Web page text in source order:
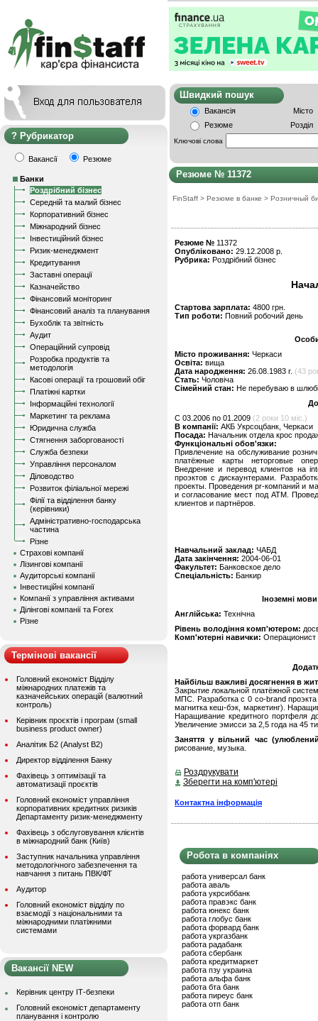
Рубрикатор
Вакансії Резюме
Банки
Роздрібний бізнес
Середній та малий бізнес
Корпоративний бізнес
Міжнародний бізнес
Інвестиційний бізнес
Ризик-менеджмент
Кредитування
Заставні операції
Казначейство
Фінансовий моніторинг
Фінансовий аналіз та планування
Бухоблік та звітність
Аудит
Операційний супровід
Розробка продуктів та
методологія
Касові операції та грошовий обіг
Платіжні картки
Інформаційні технології
Маркетинг та реклама
Юридична служба
Стягнення заборгованості
Служба безпеки
Управління персоналом
Діловодство
Розвиток філіальної мережі
Філії та відділення банку
(керівники)
Адміністративно-господарська
частина
Різне
Страхові компанії
Лізингові компанії
Аудиторські компанії
Інвестиційні компанії
Компанії з управління активами
Ділінгові компанії та Forex
Різне
Термінові вакансії
Головний економіст Відділу
міжнародних платежів та
казначейських операцій (валютний
контроль)
Керівник проєктів і програм (small
business product owner)
Аналітик Б2 (Analyst B2)
Директор відділення Банку
Фахівець з оптимізації та
автоматизації проєктів
Головний економіст управління
корпоративних кредитних ризиків
Департаменту ризик-менеджменту
Фахівець з обслуговування клієнтів
в міжнародний банк (Київ)
Заступник начальника управління
методологічного забезпечення та
навчання з питань ПВК/ФТ
Аудитор
Головний економіст відділу по
взаємодії з національними та
міжнародними платіжними
системами
Вакансії NEW
Керівник центру ІТ-безпеки
Головний економіст департаменту
планування і контролю
Швидкий
Вакансія
Місто
Резюме
Розділ
Ключові слова
Резюме № 11372
FinStaff > Резюме в банке > Розничный
Резюме № 11372
Опубліковано: 29.12.2008 р.
Рубрика: Роздрібний бізнес
Стартова зарплата: 4800 грн.
Тип роботи: Повний робочий день
Місто проживання: Черкаси
Освіта: вища
Дата народження: 26.08.1983 г. (43
Стать: Чоловіча
Сімейний стан: Не перебуваю в
C 03.2006 по 01.2009 (2 роки 10 міс.)
В компанії: АКБ Укрсоцбанк, Черкаси
Посада: Начальник отдела крос
Функціональні обов'язки:
Привлечение на обслуживание
платёжные карты неторговые
Внедрение и перевод клиентов на
проэктов с дискаунтерами.
проекты. Проведения pr-компаний и
и согласование мест под АТМ.
клиентов и партнёров.
Навчальний заклад: ЧАБД
Дата закінчення: 2004-06-01
Факультет: Банковское дело
Спеціальність: Банкир
Іноземні
Англійська: Технічна
Рівень володіння комп'ютером:
Комп'ютерні навички: Операционист
Найбільш важливі досягнення в
Закрытие локальной платёжной
МПС. Разработка с 0 co-brand
магнитка кеш-бэк, маркетинг).
Наращивание кредитного портфеля
Увеличение эмисси за 2,5 года на 45
Заняття у вільний час
рисование, музыка.
Роздрукувати
Зберегти на комп'ютері
Контактна інформація
Робота в компаніях
работа универсал банк
работа аваль
работа укрсиббанк
работа правэкс банк
работа юнекс банк
работа глобус банк
работа форвард банк
работа укргазбанк
работа радабанк
работа сбербанк
работа кредитмаркет
работа пзу украина
работа альфа банк
работа бта банк
работа пиреус банк
работа отп банк